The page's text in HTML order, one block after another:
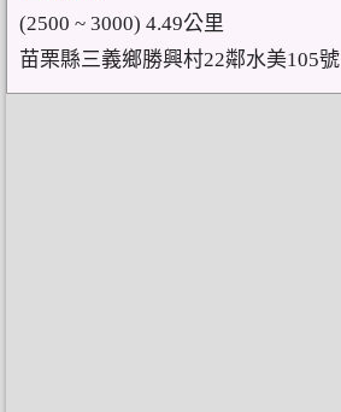
(2500 ~ 3000) 4.49公里
苗栗縣三義鄉勝興村22鄰水美105號